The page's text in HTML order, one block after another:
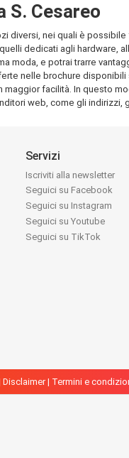
S. Cesareo
diversi, nei quali è
dedicati agli hardware,
moda, e potrai trarre
nelle brochure
facilità. In questo
web, come gli indirizzi,
Servizi
Iscriviti alla newsletter
Seguici su Facebook
Seguici su Instagram
Seguici su Youtube
Seguici su TikTok
Disclaimer| Termini e